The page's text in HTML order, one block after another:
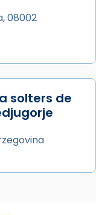
08002
solters de